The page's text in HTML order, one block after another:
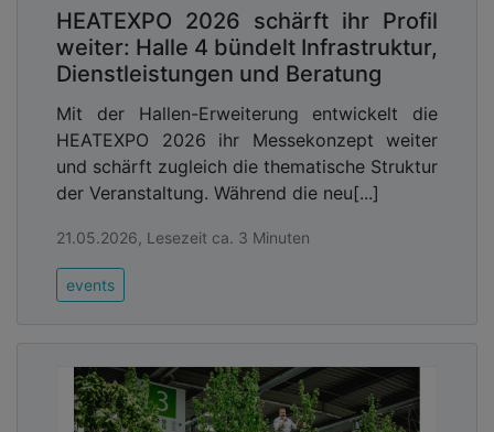
HEATEXPO 2026 schärft ihr Profil
weiter: Halle 4 bündelt Infrastruktur,
Dienstleistungen und Beratung
Mit der Hallen-Erweiterung entwickelt die
HEATEXPO 2026 ihr Messekonzept weiter
und schärft zugleich die thematische Struktur
der Veranstaltung. Während die neu[...]
21.05.2026, Lesezeit ca. 3 Minuten
events